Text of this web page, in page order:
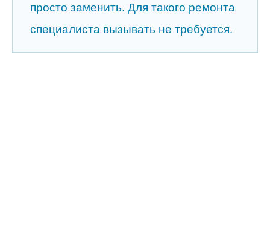
просто заменить. Для такого ремонта
специалиста вызывать не требуется.